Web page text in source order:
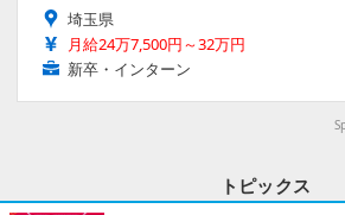
埼玉県
月給24万7,500円～32万円
新卒・インターン
トピックス